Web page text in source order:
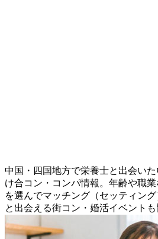
中国・四国地方で栄養士と出会い
け合コン・コンパ情報。年齢や職
を選んでマッチング（セッティン
と出会える街コン・婚活イベント